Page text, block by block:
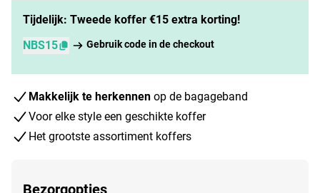
Tijdelijk: Tweede koffer €15 extra korting!
NBS15
Gebruik code in de checkout
Makkelijk te herkennen op de bagageband
Voor elke style een geschikte koffer
Het grootste assortiment koffers
Bezorgopties